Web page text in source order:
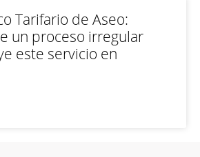
Tarifario de Aseo:
un proceso irregular
este servicio en